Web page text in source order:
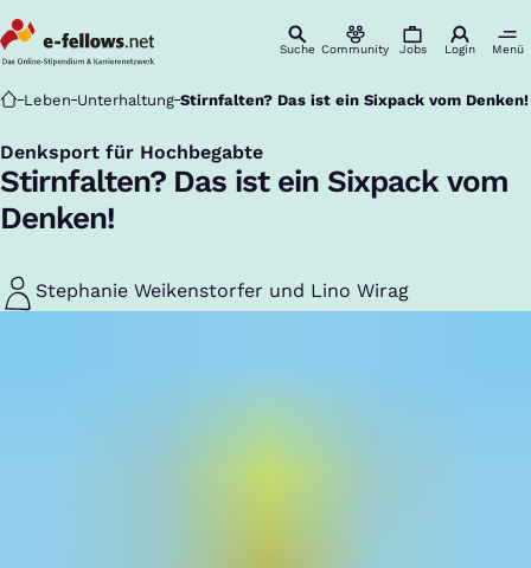
Suche Community Jobs Login Menü
Startseite
Leben Unterhaltung Stirnfalten? Das ist ein Sixpack vom Denken!
Denksport für Hochbegabte
:
Stirnfalten? Das ist ein Sixpack vom
Denken!
Stephanie Weikenstorfer und Lino Wirag